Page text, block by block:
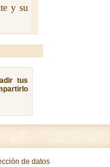
y su
tus
de datos